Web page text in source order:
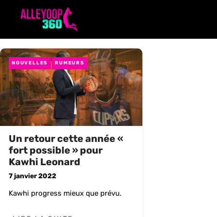
NOUVELLES RUMEURS
Un retour cette année «
fort possible » pour
Kawhi Leonard
7 janvier 2022
Kawhi progress mieux que prévu.